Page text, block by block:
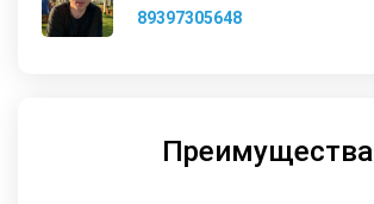
89397305648
Преимущества